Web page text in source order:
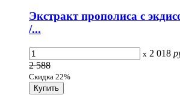
Экстракт прополиса с
/...
x 2 018
2 588
Скидка 22%